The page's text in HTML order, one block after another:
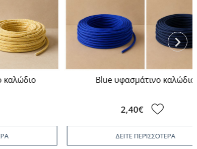
Blue υφασμάτινο καλώδιο
ΔΕΙΤΕ ΠΕΡΙΣΣΟΤΕΡΑ